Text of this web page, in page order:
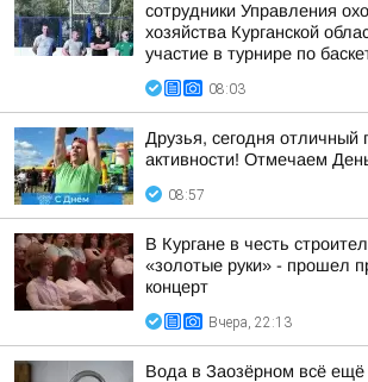
сотрудники Управления
хозяйства Курганской
участие в турнире по
08:03
Друзья, сегодня отличный
активности! Отмечаем
08:57
В Кургане в честь
«золотые руки» - прошел
концерт
Вчера, 22:13
Вода в Заозёрном всё ещё